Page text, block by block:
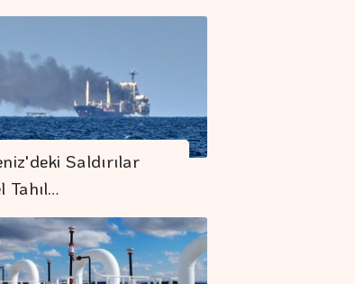
Saldırılar
Tahıl…
Borsa Güne
Yükselişle Başladı
Ticaret Bakanlığının
"E-Kolay İhracat
Platformu"na ödül